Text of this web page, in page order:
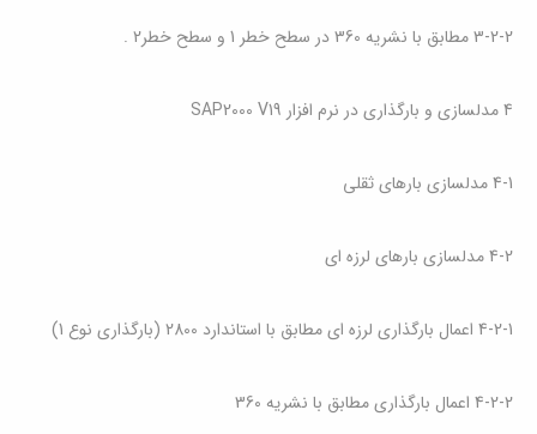
3-2-2 مطابق با نشریه 360 در سطح خطر 1 و سطح خطر2 .
4 مدلسازی و بارگذاری در نرم افزار SAP2000 V19
4-1 مدلسازی بارهای ثقلی
4-2 مدلسازی بارهای لرزه ای
4-2-1 اعمال بارگذاری لرزه ای مطابق با استاندارد 2800 (بارگذاری نوع 1)
4-2-2 اعمال بارگذاری مطابق با نشریه 360